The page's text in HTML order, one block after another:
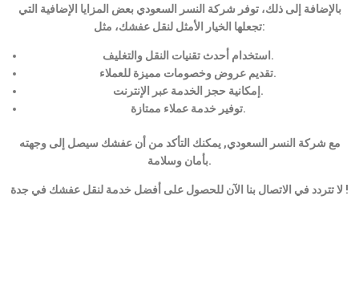
بالإضافة إلى ذلك، توفر شركة النسر السعودي بعض المزايا الإضافية التي
تجعلها الخيار الأمثل لنقل عفشك، مثل:
استخدام أحدث تقنيات النقل والتغليف.
تقديم عروض وخصومات مميزة للعملاء.
إمكانية حجز الخدمة عبر الإنترنت.
توفير خدمة عملاء ممتازة.
مع شركة النسر السعودي, يمكنك التأكد من أن عفشك سيصل إلى وجهته
بأمان وسلامة.
لا تتردد في الاتصال بنا الآن للحصول على أفضل خدمة لنقل عفشك في جدة !